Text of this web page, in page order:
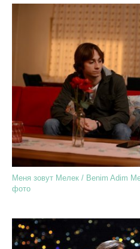
Меня зовут Мелек / Benim Adim
фото